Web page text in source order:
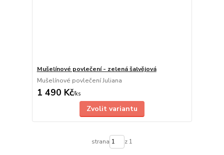
Mušelínové povlečení - zelená šalvějová
Mušelínové povlečení Juliana
1 490 Kč/ks
Zvolit variantu
strana z 1